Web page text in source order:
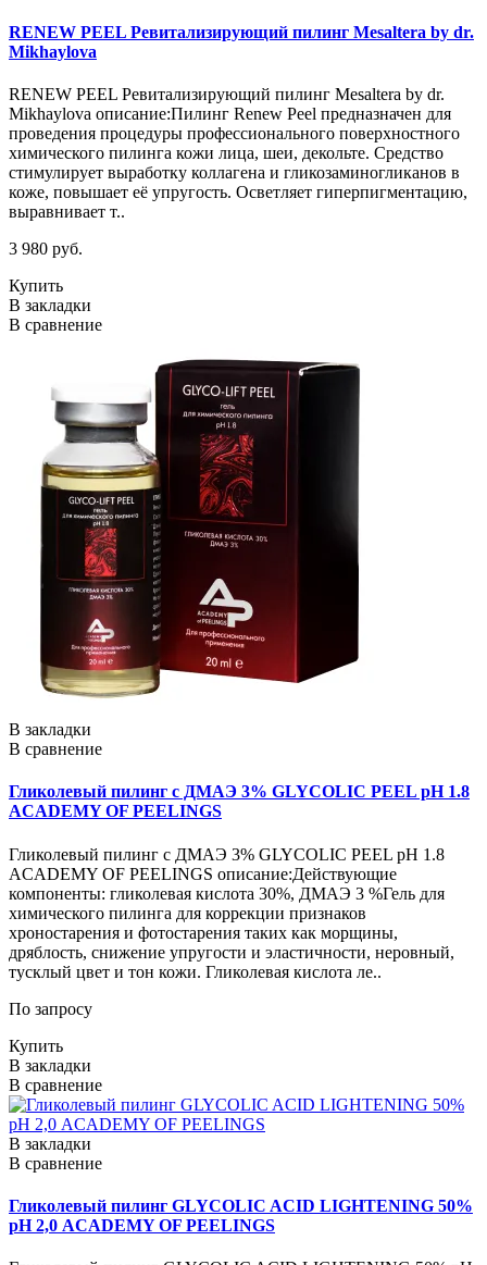
RENEW PEEL Ревитализирующий пилинг Mesaltera by dr.
Mikhaylova
RENEW PEEL Ревитализирующий пилинг Mesaltera by dr.
Mikhaylova описание:Пилинг Renew Peel предназначен для
проведения процедуры профессионального поверхностного
химического пилинга кожи лица, шеи, декольте. Средство
стимулирует выработку коллагена и гликозаминогликанов в
коже, повышает её упругость. Осветляет гиперпигментацию,
выравнивает т..
3 980 руб.
Купить
В закладки
В сравнение
В закладки
В сравнение
Гликолевый пилинг с ДМАЭ 3% GLYCOLIC PEEL рН 1.8
ACADEMY OF PEELINGS
Гликолевый пилинг с ДМАЭ 3% GLYCOLIC PEEL рН 1.8
ACADEMY OF PEELINGS описание:Действующие
компоненты: гликолевая кислота 30%, ДМАЭ 3 %Гель для
химического пилинга для коррекции признаков
хроностарения и фотостарения таких как морщины,
дряблость, снижение упругости и эластичности, неровный,
тусклый цвет и тон кожи. Гликолевая кислота ле..
По запросу
Купить
В закладки
В сравнение
В закладки
В сравнение
Гликолевый пилинг GLYCOLIC ACID LIGHTENING 50%
рН 2,0 ACADEMY OF PEELINGS